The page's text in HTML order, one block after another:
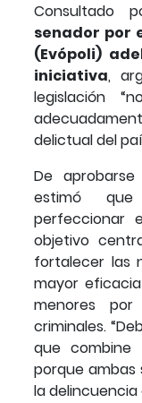
Consultado
senador por
(Evópoli)
iniciativa,
legislación
delictual del
De
estimó
perfeccionar
objetivo
fortalecer las
mayor
menores
criminales.
que combine
porque ambas
la delincuencia